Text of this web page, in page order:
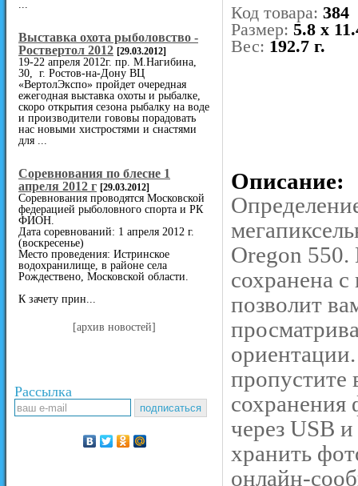
Выставка охота рыболовство -
Роствертол 2012 [29.03.2012]
19-22 апреля 2012г. пр. М.Нагибина,
30, г. Ростов-на-Дону ВЦ
«ВертолЭкспо» пройдет очередная
ежегодная выставка охоты и рыбалке,
скоро открытия сезона рыбалку на воде
и производители гововы порадовать
нас новыми хистростями и снастями
для ...
Cоревнования по блесне 1
апреля 2012 г [29.03.2012]
Соревнования проводятся Московской
федерацией рыболовного спорта и РК
ФИОН.
Дата соревнований: 1 апреля 2012 г.
(воскресенье)
Место проведения: Истринское
водохранилище, в районе села
Рождествено, Московской области.
К зачету прин...
[архив новостей]
Рассылка
Код товара: 384
Размер: 5.8 x
Вес: 192.7 г.
Описание:
Oregon 550.
сохранена с
позволит
пропустите
сохранения
через USB
хранить
онлайн-